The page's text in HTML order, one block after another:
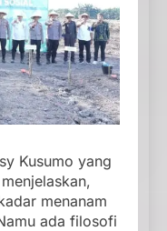
Kusumo yang
menanam
ada filosofi